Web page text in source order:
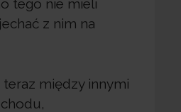
tego nie mieli
z nim na
między innymi